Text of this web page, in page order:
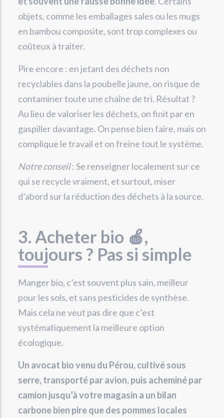
objets, comme les emballages sales ou les mugs
en bambou composite, sont trop complexes ou
coûteux à traiter.
Pire encore : en jetant des déchets non
recyclables dans la poubelle jaune, on risque de
contaminer toute une chaîne de tri. Résultat ?
Au lieu de valoriser les déchets, on finit par en
gaspiller davantage. On pense bien faire, mais on
complique le travail et on freine tout le système.
Notre conseil: Se renseigner localement sur ce
qui se recycle vraiment, et surtout, miser
d’abord sur la réduction des déchets à la source.
3. Acheter bio 🍎,
toujours ? Pas si simple
Manger bio, c’est souvent plus sain, meilleur
pour les sols, et sans pesticides de synthèse.
Mais cela ne veut pas dire que c’est
systématiquement la meilleure option
écologique.
Un avocat bio venu du Pérou, cultivé sous
serre, transporté par avion, puis acheminé par
camion jusqu’à votre magasin a un bilan
carbone bien pire que des pommes locales